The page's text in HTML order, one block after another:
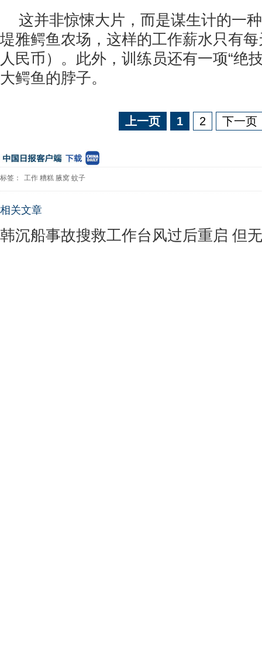
这并非惊悚大片，而是谋生计的一
堤雅鳄鱼农场，这样的工作薪水只有
人民币）。此外，训练员还有一项“绝
大鳄鱼的脖子。
上一页 1 2 下一页
标签： 工作 糟糕 腋窝 蚊子
相关文章
韩沉船事故搜救工作台风过后重启 但